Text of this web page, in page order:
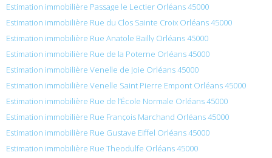
Estimation immobilière Passage le Lectier Orléans 45000
Estimation immobilière Rue du Clos Sainte Croix Orléans 45000
Estimation immobilière Rue Anatole Bailly Orléans 45000
Estimation immobilière Rue de la Poterne Orléans 45000
Estimation immobilière Venelle de Joie Orléans 45000
Estimation immobilière Venelle Saint Pierre Empont Orléans 45000
Estimation immobilière Rue de l’École Normale Orléans 45000
Estimation immobilière Rue François Marchand Orléans 45000
Estimation immobilière Rue Gustave Eiffel Orléans 45000
Estimation immobilière Rue Theodulfe Orléans 45000